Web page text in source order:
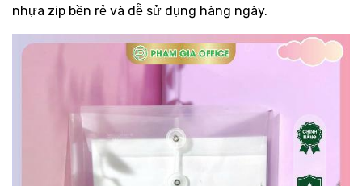
nhựa zip bền rẻ và dễ sử dụng hàng ngày.